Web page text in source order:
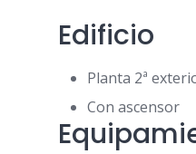
Edificio
Planta 2ª
Con ascensor